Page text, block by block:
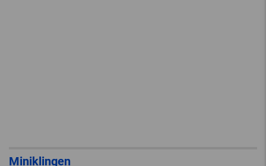
Miniklingen